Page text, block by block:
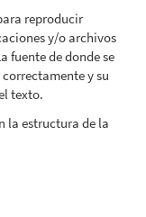
reproducir
y/o archivos
fuente de donde se
y su
texto.
la estructura de la